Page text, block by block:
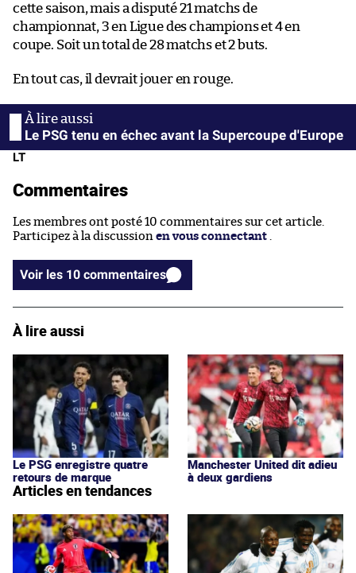
cette saison, mais a disputé 21 matchs de
championnat, 3 en Ligue des champions et 4 en
coupe. Soit un total de 28 matchs et 2 buts.
En tout cas, il devrait jouer en rouge.
Le PSG tenu en échec avant la Supercoupe d'Europe
LT
Commentaires
Les membres ont posté 10 commentaires sur cet article.
Participez à la discussion en vous connectant
Voir les 10 commentaires
À lire aussi
Le PSG enregistre quatre
retours de marque
Manchester United dit adieu
à deux gardiens
Articles en tendances